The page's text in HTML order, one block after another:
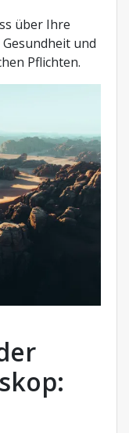
über Ihre
und
Pflichten.